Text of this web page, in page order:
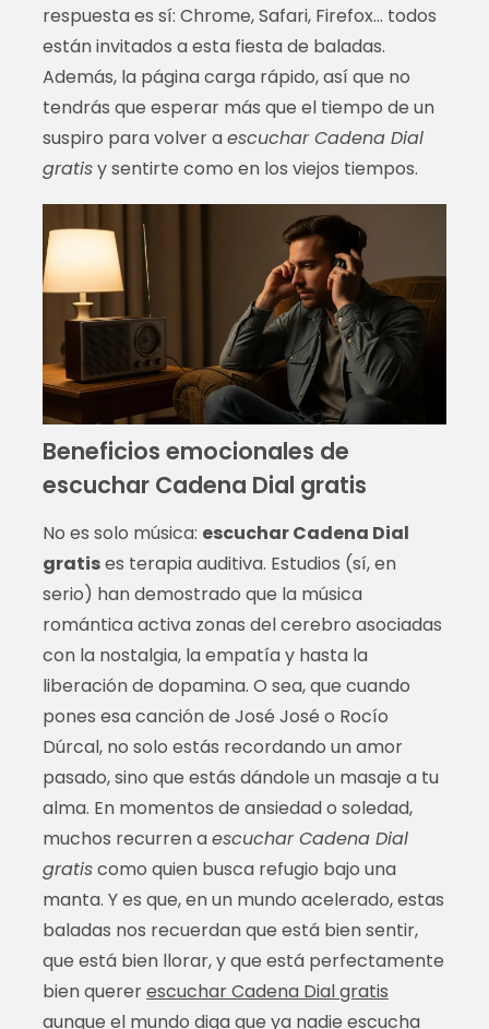
respuesta es sí: Chrome, Safari, Firefox… todos
están invitados a esta fiesta de baladas.
Además, la página carga rápido, así que no
tendrás que esperar más que el tiempo de un
suspiro para volver aescuchar Cadena Dial
gratisy sentirte como en los viejos tiempos.
Beneficios emocionales de
escuchar Cadena Dial gratis
No es solo música: escuchar Cadena Dial
gratises terapia auditiva. Estudios (sí, en
serio) han demostrado que la música
romántica activa zonas del cerebro asociadas
con la nostalgia, la empatía y hasta la
liberación de dopamina. O sea, que cuando
pones esa canción de José José o Rocío
Dúrcal, no solo estás recordando un amor
pasado, sino que estás dándole un masaje a tu
alma. En momentos de ansiedad o soledad,
muchos recurren aescuchar Cadena Dial
gratiscomo quien busca refugio bajo una
manta. Y es que, en un mundo acelerado, estas
baladas nos recuerdan que está bien sentir,
que está bien llorar, y que está perfectamente
bien quererescuchar Cadena Dial gratis
aunque el mundo diga que ya nadie escucha